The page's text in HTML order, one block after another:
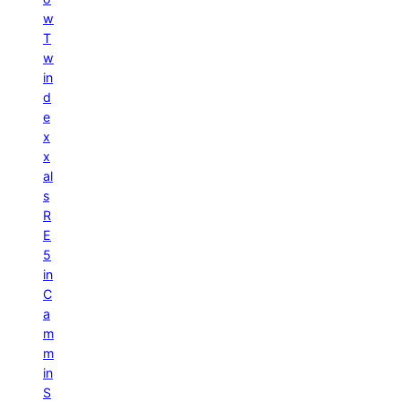
w
T
w
in
d
e
x
x
al
s
R
E
5
in
C
a
m
m
in
S